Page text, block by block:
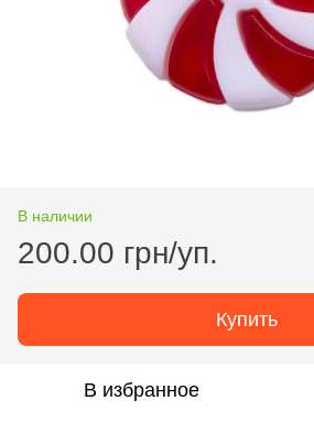
В наличии
200.00 грн/уп.
Купить
В избранное